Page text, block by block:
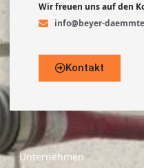
Wir freuen uns auf den
info@beyer-
Kontakt
Unternehmen